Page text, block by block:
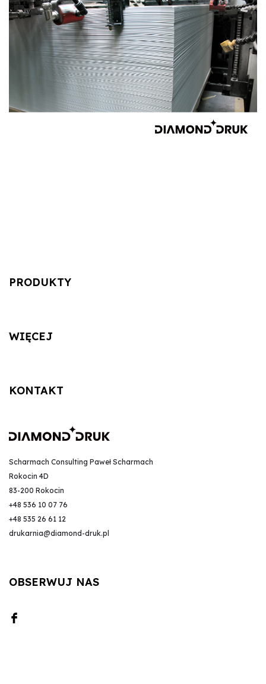
PRODUKTY
WIĘCEJ
KONTAKT
Scharmach Consulting Paweł Scharmach
Rokocin 4D
83-200 Rokocin
+48 536 10 07 76
+48 535 26 61 12
drukarnia@diamond-druk.pl
OBSERWUJ NAS